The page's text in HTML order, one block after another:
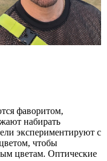
фаворитом,
набирать
экспериментируют с
чтобы
цветам. Оптические